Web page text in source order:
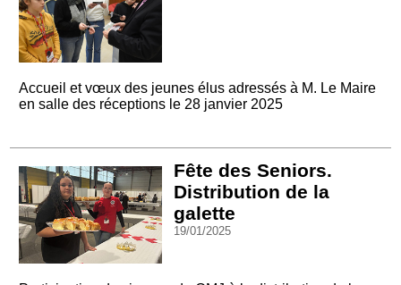
Accueil et vœux des jeunes élus adressés à M. Le Maire
en salle des réceptions le 28 janvier 2025
Fête des Seniors.
Distribution de la
galette
19/01/2025